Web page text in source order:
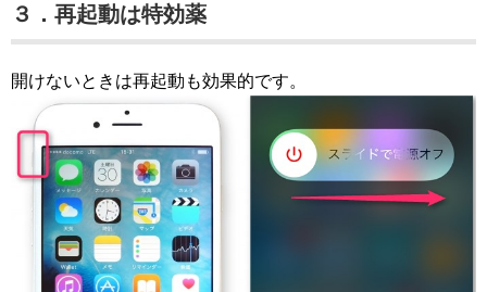
３．再起動は特効薬
開けないときは再起動も効果的です。